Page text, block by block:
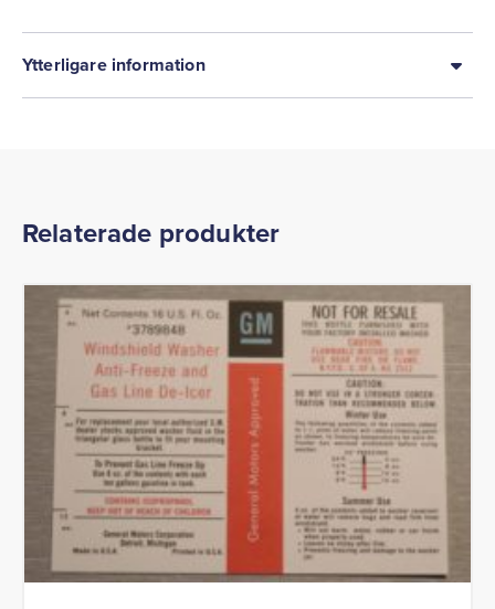
Ytterligare information
Relaterade produkter